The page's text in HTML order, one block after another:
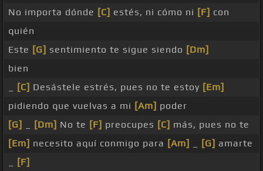
No importa dónde [C] estés, ni cómo ni [F] con
quién
Este [G] sentimiento te sigue siendo [Dm]
bien
[C] Desástele estrés, pues no te estoy [Em]
pidiendo que vuelvas a mi [Am] poder
[G]
[Dm] No te [F] preocupes [C] más, pues no te
[Em] necesito aquí conmigo para [Am] [G] amarte
[F]